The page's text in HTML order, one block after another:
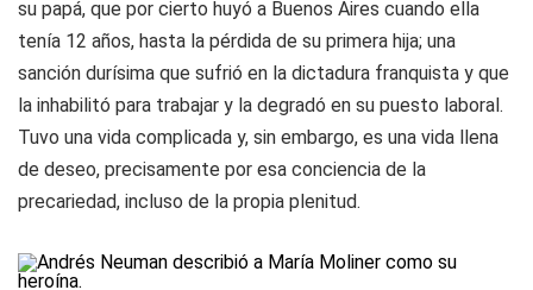
su papá, que por cierto huyó a Buenos Aires cuando ella
tenía 12 años, hasta la pérdida de su primera hija; una
sanción durísima que sufrió en la dictadura franquista y que
la inhabilitó para trabajar y la degradó en su puesto laboral.
Tuvo una vida complicada y, sin embargo, es una vida llena
de deseo, precisamente por esa conciencia de la
precariedad, incluso de la propia plenitud.